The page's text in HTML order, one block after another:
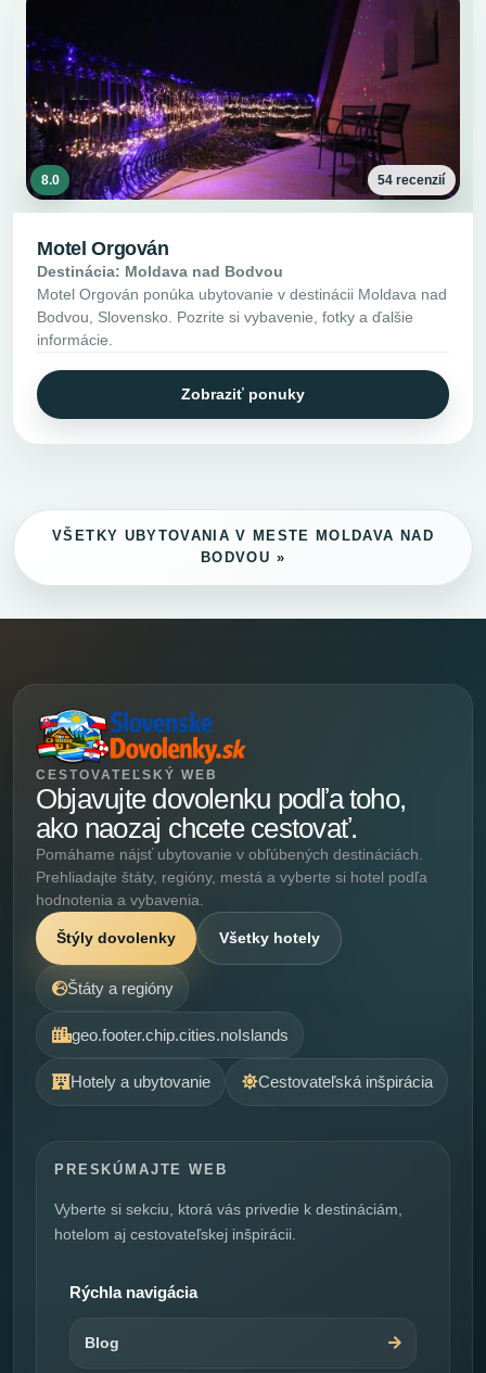
8.0 54 recenzií
Motel Orgován
Destinácia: Moldava nad Bodvou
Motel Orgován ponúka ubytovanie v destinácii Moldava nad
Bodvou, Slovensko. Pozrite si vybavenie, fotky a ďalšie
informácie.
Zobraziť ponuky
VŠETKY UBYTOVANIA V MESTE MOLDAVA NAD
BODVOU »
CESTOVATEĽSKÝ WEB
Objavujte dovolenku podľa toho,
ako naozaj chcete cestovať.
Pomáhame nájsť ubytovanie v obľúbených destináciách.
Prehliadajte štáty, regióny, mestá a vyberte si hotel podľa
hodnotenia a vybavenia.
Štýly dovolenky Všetky hotely
Štáty a regióny
geo.footer.chip.cities.noIslands
Hotely a ubytovanie Cestovateľská inšpirácia
PRESKÚMAJTE WEB
Vyberte si sekciu, ktorá vás privedie k destináciám,
hotelom aj cestovateľskej inšpirácii.
Rýchla navigácia
Blog